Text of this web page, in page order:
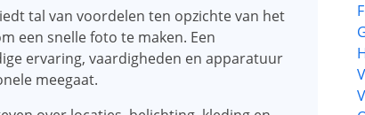
tal van voordelen ten opzichte van het
een ​​snelle foto te maken. Een
ervaring, vaardigheden en apparatuur
meegaat.